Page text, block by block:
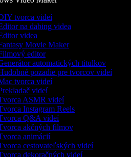
tvorca videí
na dabing videa
videa
Movie Maker
editor
automatických titulkov
pozadie pre tvorcov videí
tvorca videí
videí
ASMR videí
Instagram Reels
Q&A videí
akčných filmov
animácií
cestovateľských videí
dekoračných videí